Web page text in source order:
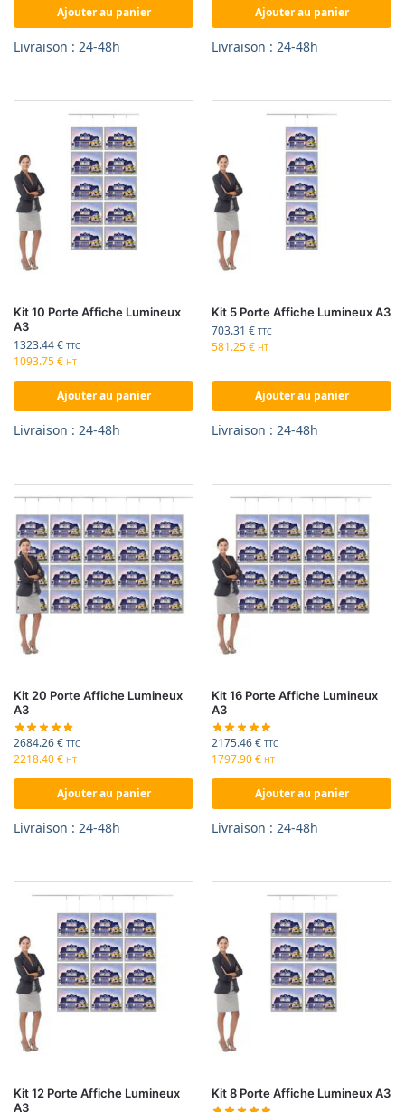
Ajouter au panier
Livraison : 24-48h
Ajouter au panier
Livraison : 24-48h
Kit 10 Porte Affiche Lumineux
A3
1323.44€ TTC
1093.75€ HT
Ajouter au panier
Livraison : 24-48h
Kit 5 Porte Affiche Lumineux A3
703.31 € TTC
581.25€ HT
Ajouter au panier
Livraison : 24-48h
Kit 20 Porte Affiche Lumineux
A3
2684.26€ TTC
2218.40€ HT
Ajouter au panier
Livraison : 24-48h
Kit 16 Porte Affiche Lumineux
A3
2175.46€ TTC
1797.90€ HT
Ajouter au panier
Livraison : 24-48h
Kit 12 Porte Affiche Lumineux
A3
Kit 8 Porte Affiche Lumineux A3